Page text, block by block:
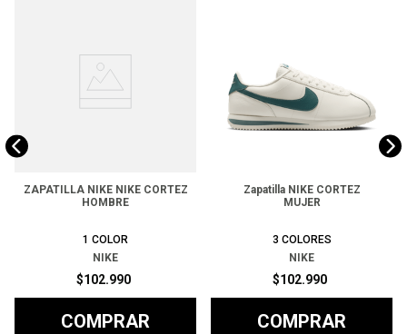
ZAPATILLA NIKE NIKE CORTEZ
HOMBRE
1 COLOR
NIKE
$102.990
COMPRAR
Zapatilla NIKE CORTEZ
MUJER
3 COLORES
NIKE
$102.990
COMPRAR